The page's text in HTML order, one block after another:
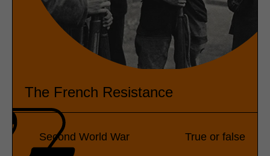
The French Resistance
Second World War True or false